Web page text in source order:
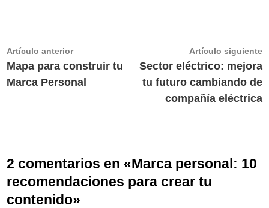
Navegación
de
entradas
Artículo anteriorArtículo
anterior:
Mapa para construir tu
Marca Personal
Artículo siguiente
Sector eléctrico: mejora
tu futuro cambiando de
compañía eléctrica
2 comentarios en «Marca personal: 10
recomendaciones para crear tu
contenido»